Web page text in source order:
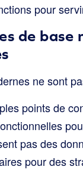
pour
de base
ne sont
points de
pas des
pour des